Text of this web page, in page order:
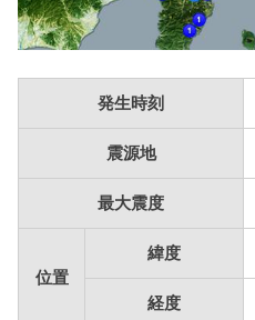
発生時刻
震源地
最大震度
位置
緯度
経度